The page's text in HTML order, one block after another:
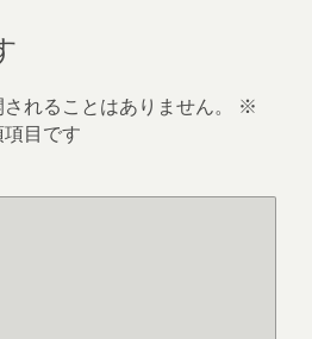
れることはありません。
※
目です